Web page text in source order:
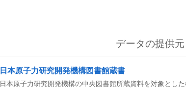
データの提供元
日本原子力研究開発機構図書館蔵書
日本原子力研究開発機構の中央図書館所蔵資料を対象とし